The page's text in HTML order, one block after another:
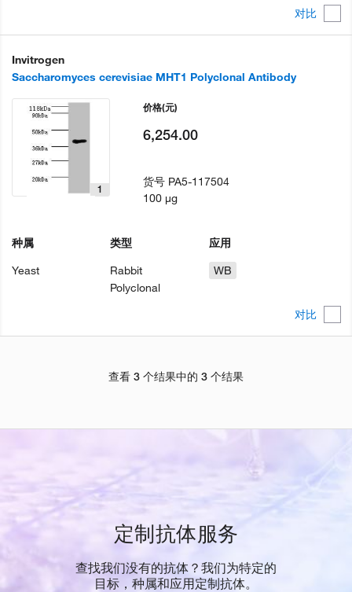
对比
Invitrogen
Saccharomyces cerevisiae MHT1 Polyclonal Antibody
对比
1
种属
Yeast
类型
Rabbit
Polyclonal
应用
WB
价格(元)
6,254.00
货号 PA5-117504
100 µg
查看 3 个结果中的 3 个结果
定制抗体服务
查找我们没有的抗体？我们为特定的
目标，种属和应用定制抗体。